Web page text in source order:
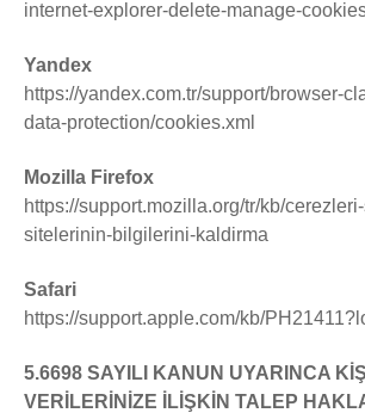
internet-explorer-delete-manage-
Yandex
https://yandex.com.tr/support/browser-
data-protection/cookies.xml
Mozilla Firefox
https://support.mozilla.org/tr/kb/
sitelerinin-bilgilerini-kaldirma
Safari
https://support.apple.com/kb/
5.6698 SAYILI KANUN UYARINCA
VERİLERİNİZE İLİŞKİN TALEP